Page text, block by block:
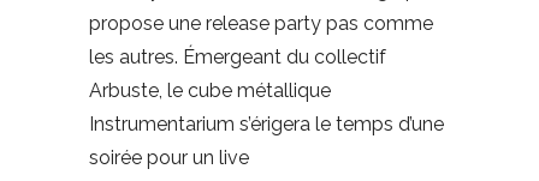
propose une release party pas comme
les autres. Émergeant du collectif
Arbuste, le cube métallique
Instrumentarium s’érigera le temps d’une
soirée pour un live